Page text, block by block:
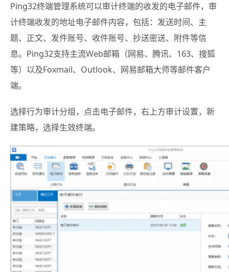
Ping32终端管理系统可以审计终端的收发的电子邮件，审
计终端收发的地址电子邮件内容，包括：发送时间、主
题、正文、发件账号、收件账号、抄送密送、附件等信
息。Ping32支持主流Web邮箱（网易、腾讯、163、搜狐
等）以及Foxmail、Outlook、网易邮箱大师等邮件客户
端。
选择行为审计分组，点击电子邮件，右上方审计设置，新
建策略，选择生效终端。